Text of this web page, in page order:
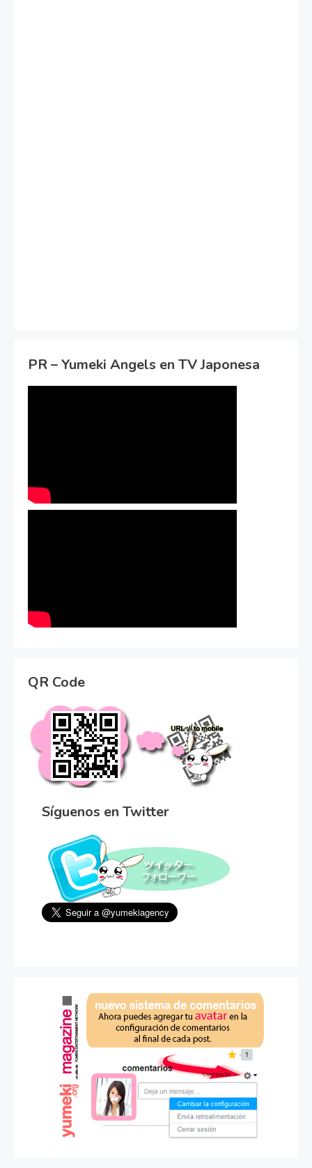
PR – Yumeki Angels en TV Japonesa
QR Code
Síguenos en Twitter